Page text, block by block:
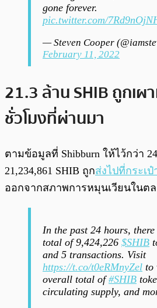
gone forever.
pic.twitter.com/
— Steven Cooper
February 11, 2022
21.3 ล้าน SHIB ถูกเผ
ชั่วโมงที่ผ่านมา
ตามข้อมูลที่ Shibburn ให้ไว้กว่า
21,234,861 SHIB ถูกส่งไปที่กระเ
ออกจากสภาพการหมุนเวียนในต
In the past 24 hours, there
total of 9,424,226 $SHIB
and 5 transactions. Visit
https://t.co/t0eRMnyZel to
overall total of#SHIB
circulating supply, and